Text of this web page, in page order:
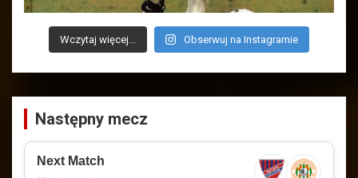
Wczytaj więcej... Obserwuj na Instagramie
Następny mecz
Next Match